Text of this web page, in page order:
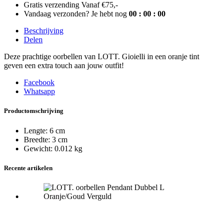
Gratis verzending Vanaf €75,-
Vandaag verzonden? Je hebt nog 00 : 00 : 00
Beschrijving
Delen
Deze prachtige oorbellen van LOTT. Gioielli in een oranje tint
geven een extra touch aan jouw outfit!
Facebook
Whatsapp
Productomschrijving
Lengte: 6 cm
Breedte: 3 cm
Gewicht: 0.012 kg
Recente artikelen